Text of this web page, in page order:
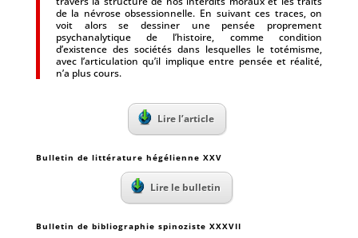
de la névrose obsessionnelle. En suivant ces traces, on
voit alors se dessiner une pensée proprement
psychanalytique de l’histoire, comme condition
d’existence des sociétés dans lesquelles le totémisme,
avec l’articulation qu’il implique entre pensée et réalité,
n’a plus cours.
Lire l’article
Bulletin de littérature hégélienne XXV
Lire le bulletin
Bulletin de bibliographie spinoziste XXXVII